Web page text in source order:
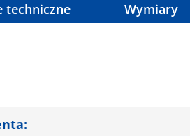
techniczne Wymiary